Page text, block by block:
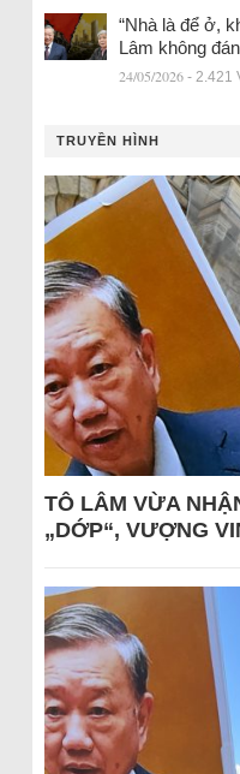
“Nhà là để ở,
Lâm không
24/05/2026 - 2.421
TRUYỀN HÌNH
TÔ LÂM VỪA
„DỚP“, VƯỢNG